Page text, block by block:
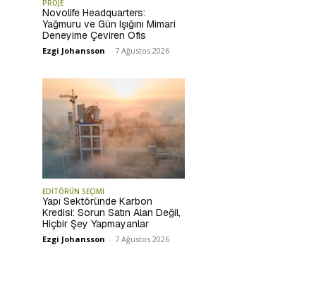
PROJE
Novolife Headquarters:
Yağmuru ve Gün Işığını Mimari
Deneyime Çeviren Ofis
Ezgi Johansson - 7 Ağustos 2026
EDİTÖRÜN SEÇİMİ
Yapı Sektöründe Karbon
Kredisi: Sorun Satın Alan Değil,
Hiçbir Şey Yapmayanlar
Ezgi Johansson - 7 Ağustos 2026